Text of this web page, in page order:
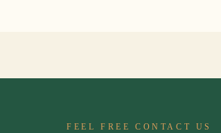
FEEL FREE CONTACT US